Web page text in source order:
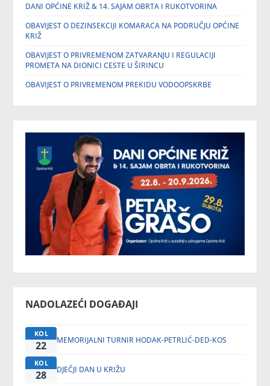
DANI OPĆINE KRIŽ & 14. SAJAM OBRTA I RUKOTVORINA
OBAVIJEST O DEZINSEKCIJI KOMARACA NA PODRUČJU OPĆINE
KRIŽ
OBAVIJEST O PRIVREMENOM ZATVARANJU I REGULACIJI
PROMETA NA DIONICI CESTE U ŠIRINCU
OBAVIJEST O PRIVREMENOM PREKIDU VODOOPSKRBE
NADOLAZEĆI DOGAĐAJI
KOL
22 MEMORIJALNI TURNIR HODAK-PETRLIĆ-DED-KOS
KOL
28 DJEČJI DAN U KRIŽU